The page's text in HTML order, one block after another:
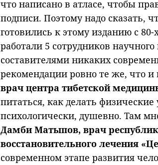
что написано в атласе, чтобы
подписи. Поэтому надо сказать,
готовились к этому изданию с
работали 5 сотрудников
составителями никаких
рекомендации ровно те же, что и
врач центра тибетской
питаться, как делать
психологически, душевно. Там
Дамби Матыпов, врач
восстановительного лечения
современном этапе развития